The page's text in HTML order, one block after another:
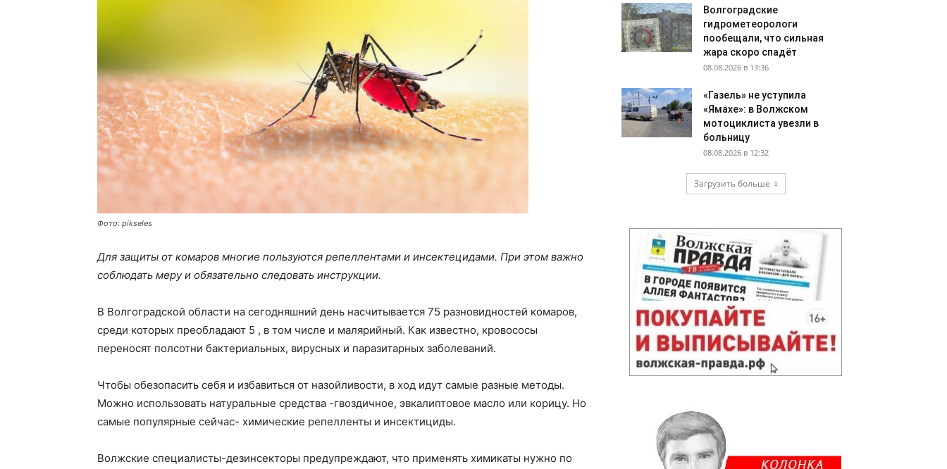
Фото: pikseles
Для защиты от комаров многие пользуются репеллентами и инсектецидами. При этом важно
соблюдать меру и обязательно следовать инструкции.
В Волгоградской области на сегодняшний день насчитывается 75 разновидностей комаров,
среди которых преобладают 5 , в том числе и малярийный. Как известно, кровососы
переносят полсотни бактериальных, вирусных и паразитарных заболеваний.
Чтобы обезопасить себя и избавиться от назойливости, в ход идут самые разные методы.
Можно использовать натуральные средства -гвоздичное, эвкалиптовое масло или корицу. Но
самые популярные сейчас- химические репелленты и инсектициды.
Волжские специалисты-дезинсекторы предупреждают, что применять химикаты нужно по
Волгоградские
гидрометеорологи
пообещали, что сильная
жара скоро спадёт
08.08.2026 в 13:36
«Газель» не уступила
«Ямахе»: в Волжском
мотоциклиста увезли в
больницу
08.08.2026 в 12:32
Загрузить больше